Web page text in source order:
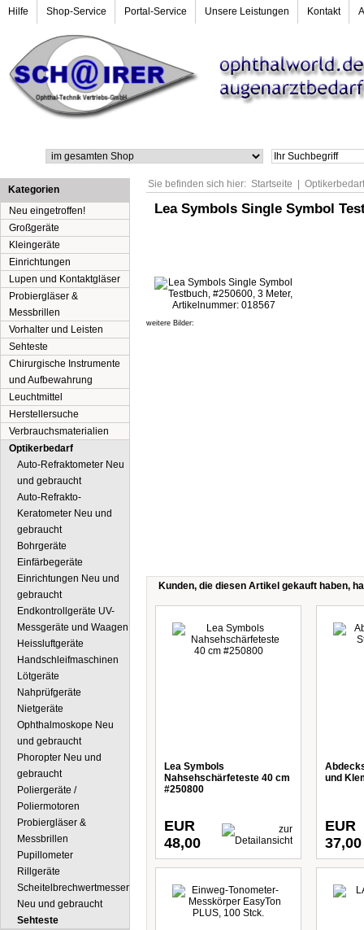
Hilfe Shop-Service Portal-Service Unsere Leistungen Kontakt
Sie befinden sich hier: Startseite Optikerbedarf
Lea Symbols Single Symbol
weitere Bilder:
Kunden, die diesen Artikel gekauft haben,
Lea Symbols
Nahsehschärfeteste 40 cm
#250800
EUR
48,00
und
EUR
37,00
Kategorien
Neu eingetroffen!
Großgeräte
Kleingeräte
Einrichtungen
Lupen und Kontaktgläser
Probiergläser &
Messbrillen
Vorhalter und Leisten
Sehteste
Chirurgische Instrumente
und Aufbewahrung
Leuchtmittel
Herstellersuche
Verbrauchsmaterialien
Optikerbedarf
Auto-Refraktometer Neu
und gebraucht
Auto-Refrakto-
Keratometer Neu und
gebraucht
Bohrgeräte
Einfärbegeräte
Einrichtungen Neu und
gebraucht
Endkontrollgeräte UV-
Messgeräte und Waagen
Heissluftgeräte
Handschleifmaschinen
Lötgeräte
Nahprüfgeräte
Nietgeräte
Ophthalmoskope Neu
und gebraucht
Phoropter Neu und
gebraucht
Poliergeräte /
Poliermotoren
Probiergläser &
Messbrillen
Pupillometer
Rillgeräte
Scheitelbrechwertmesser
Neu und gebraucht
Sehteste